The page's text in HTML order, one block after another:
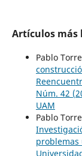
Artículos más
Pablo
Núm. 42
UAM
Pablo
problemas